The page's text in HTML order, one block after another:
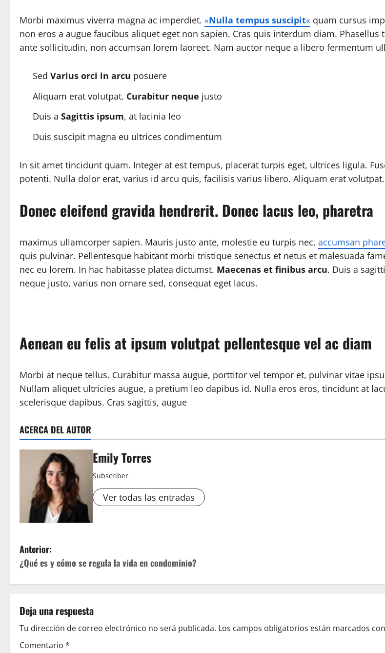
Morbi maximus viverra magna ac imperdiet. «Nulla tempus suscipit« quam cursus
non eros a augue faucibus aliquet eget non sapien. Cras quis interdum diam.
ante sollicitudin, non accumsan lorem laoreet. Nam auctor neque a libero fermentum
Sed Varius orci in arcu posuere
Aliquam erat volutpat. Curabitur neque justo
Duis a Sagittis ipsum, at lacinia leo
Duis suscipit magna eu ultrices condimentum
In sit amet tincidunt quam. Integer at est tempus, placerat turpis eget, ultrices ligula.
potenti. Nulla dolor erat, varius id arcu quis, facilisis varius libero. Aliquam erat volutpat.
Donec eleifend gravida hendrerit. Donec lacus leo, pharetra
maximus ullamcorper sapien. Mauris justo ante, molestie eu turpis nec, accumsan
quis pulvinar. Pellentesque habitant morbi tristique senectus et netus et malesuada
nec eu lorem. In hac habitasse platea dictumst. Maecenas et finibus arcu. Duis a
neque justo, varius non ornare sed, consequat eget lacus.
Aenean eu felis at ipsum volutpat pellentesque vel ac diam
Morbi at neque tellus. Curabitur massa augue, porttitor vel tempor et, pulvinar vitae
Nullam aliquet ultricies augue, a pretium leo dapibus id. Nulla eros eros, tincidunt at
scelerisque dapibus. Cras sagittis, augue
ACERCA DEL AUTOR
Emily Torres
Subscriber
Ver todas las entradas
N
a
v
e
g
Anterior:
¿Qué es y cómo se regula la vida en condominio?
Deja una respuesta
Tu dirección de correo electrónico no será publicada. Los campos obligatorios están marcados con
Comentario *